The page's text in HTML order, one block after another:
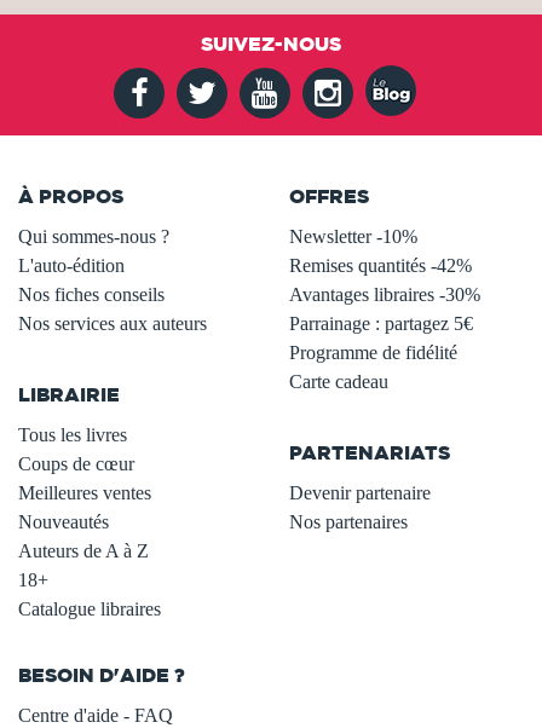
SUIVEZ-NOUS
À PROPOS
Qui sommes-nous ?
L'auto-édition
Nos fiches conseils
Nos services aux auteurs
LIBRAIRIE
Tous les livres
Coups de cœur
Meilleures ventes
Nouveautés
Auteurs de A à Z
18+
Catalogue libraires
OFFRES
Newsletter -10%
Remises quantités -42%
Avantages libraires -30%
Parrainage : partagez 5€
Programme de fidélité
Carte cadeau
PARTENARIATS
Devenir partenaire
Nos partenaires
BESOIN D'AIDE ?
Centre d'aide - FAQ